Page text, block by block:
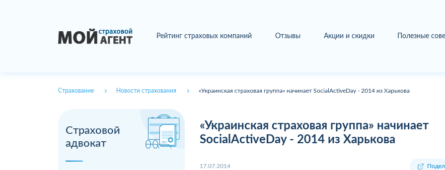
Рейтинг страховых компаний Отзывы Акции и скидки Полезные
Страхование Новости страхования «Украинская страховая группа» начинает SocialActiveDay - 2014 из Харькова
Страховой
адвокат
«Украинская страховая группа» начинает
SocialActiveDay - 2014 из Харькова
17.07.2014